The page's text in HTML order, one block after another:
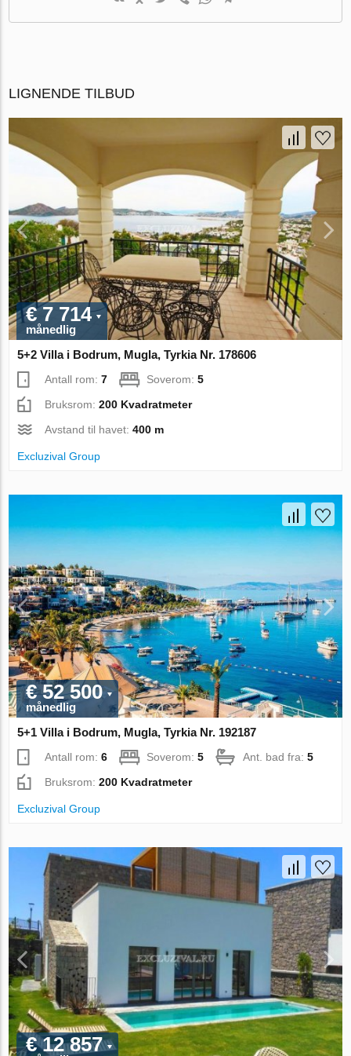
LIGNENDE TILBUD
€ 7 714
månedlig
5+2 Villa i Bodrum, Mugla, Tyrkia Nr. 178606
Antall rom:7 Soverom:5
Bruksrom:200 Kvadratmeter
Avstand til havet:400 m
Excluzival Group
€ 52 500
månedlig
5+1 Villa i Bodrum, Mugla, Tyrkia Nr. 192187
Antall rom:6 Soverom:5 Ant. bad fra:5
Bruksrom:200 Kvadratmeter
Excluzival Group
€ 12 857